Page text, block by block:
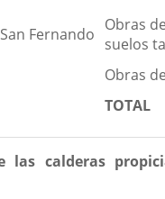
Fernando Obras
suelos
Obras
TOTAL
las calderas